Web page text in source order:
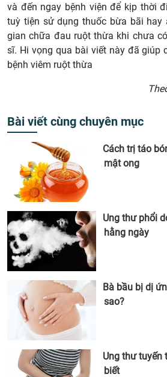
và đến ngay bệnh viện để kịp thời
tuỳ tiện sử dụng thuốc bừa bãi hay
gian chữa đau ruột thừa khi chưa
sĩ. Hi vọng qua bài viết này đã giúp
bệnh viêm ruột thừa
Bài viết cùng chuyên mục
Cách trị táo
mật ong
Ung thư phổi
hằng ngày
Bà bầu bị dị
sao?
Ung thư tuyến
biết